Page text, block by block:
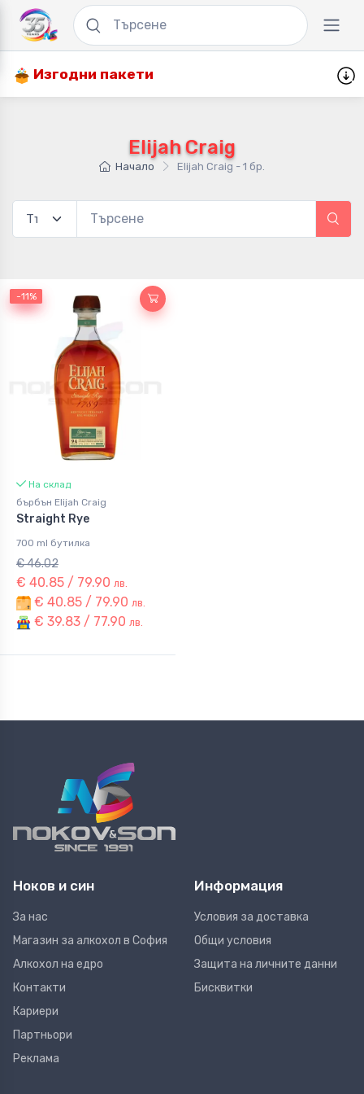
Изгодни пакети
Elijah Craig
Начало Elijah Craig - 1 бр.
-11%
-11%
На склад
бърбън Elijah Craig
Straight Rye
700 ml бутилка
€ 46.02
€ 40.85 / 79.90 лв.
€ 40.85 / 79.90 лв.
€ 39.83 / 77.90 лв.
Ноков и син
За нас
Магазин за алкохол в София
Алкохол на едро
Контакти
Кариери
Партньори
Реклама
Информация
Условия за доставка
Общи условия
Защита на личните данни
Бисквитки